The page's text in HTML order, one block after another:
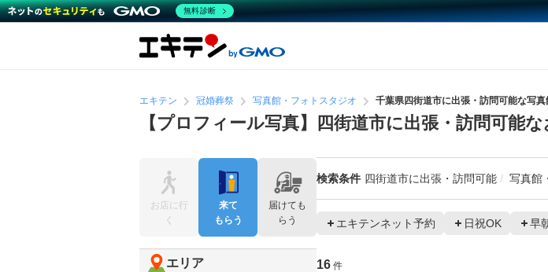
エキテン 冠婚葬祭 写真館・フォトスタジオ 千葉県四街道市に出張・訪問可能な写
【プロフィール写真】四街道市に出張・訪問可能
検索条件 四街道市に出張・訪問可能 写真館
エキテンネット予約 日祝OK 早
16 件
お店に行
く
来て
もらう
届けても
らう
エリア
無料診断